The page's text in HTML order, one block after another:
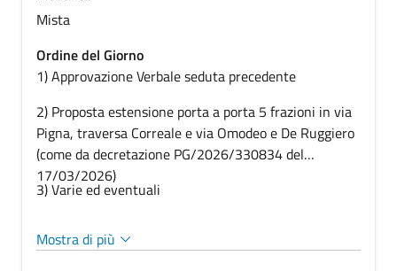
Mista
Ordine del Giorno
1) Approvazione Verbale seduta precedente
2) Proposta estensione porta a porta 5 frazioni in via
Pigna, traversa Correale e via Omodeo e De Ruggiero
(come da decretazione PG/2026/330834 del
17/03/2026)
3) Varie ed eventuali
Mostra di più